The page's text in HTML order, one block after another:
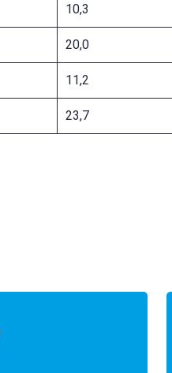
10,3
20,0
11,2
23,7